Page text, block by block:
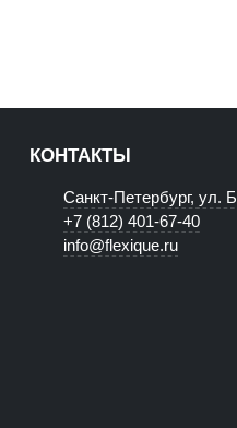
КОНТАКТЫ
Санкт-Петербург, ул.
+7 (812) 401-67-40
info@flexique.ru